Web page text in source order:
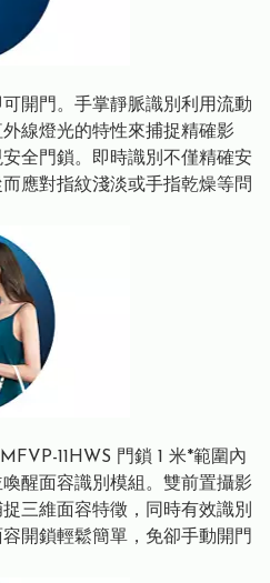
開門。手掌靜脈識別利用流動
線燈光的特性來捕捉精確影
全門鎖。即時識別不僅精確安
應對指紋淺淡或手指乾燥等問
11HWS 門鎖 1 米*範圍內
醒面容識別模組。雙前置攝影
三維面容特徵，同時有效識別
開鎖輕鬆簡單，免卻手動開門